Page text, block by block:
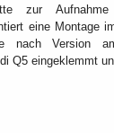
zur
eine Montage
nach Version
Q5 eingeklemmt